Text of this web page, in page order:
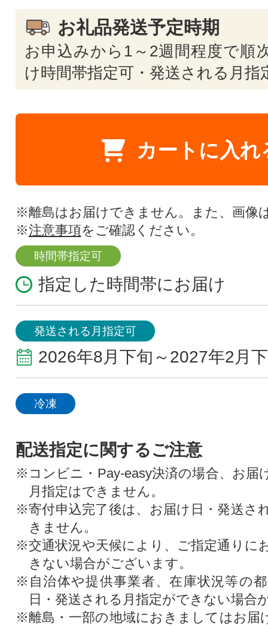
お礼品発送予定時期
お申込みから1～2週間程度で順
け時間帯指定可・発送される月指
カートに入れ
※離島はお届けできません。また、画像
※注意事項をご確認ください。
時間帯指定可
指定した時間帯にお届け
発送される月指定可
2026年8月下旬～2027年2月
冷凍
配送指定に関するご注意
※コンビニ・Pay-easy決済の場合、お届
月指定はできません。
※寄付申込完了後は、お届け日・発送さ
きません。
※交通状況や天候により、ご指定通りに
きない場合がございます。
※自治体や提供事業者、在庫状況等の
日・発送される月指定ができない場合
※離島・一部の地域におきましてはお届